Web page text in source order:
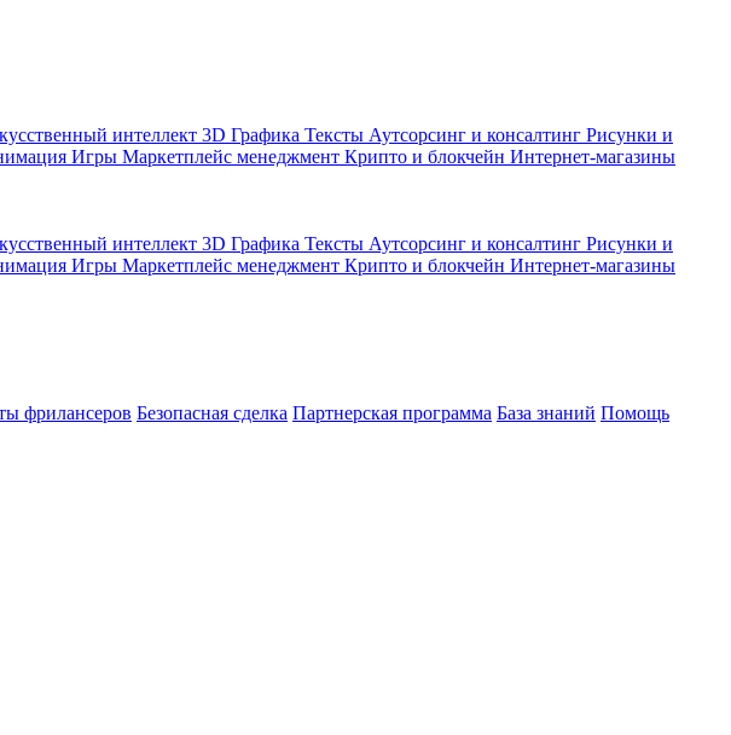
интеллект 3D Графика Тексты Аутсорсинг и консалтинг Рисунки и
Игры Маркетплейс менеджмент Крипто и блокчейн Интернет-магазины
интеллект 3D Графика Тексты Аутсорсинг и консалтинг Рисунки и
Игры Маркетплейс менеджмент Крипто и блокчейн Интернет-магазины
фрилансеров Безопасная сделка Партнерская программа База знаний Помощь